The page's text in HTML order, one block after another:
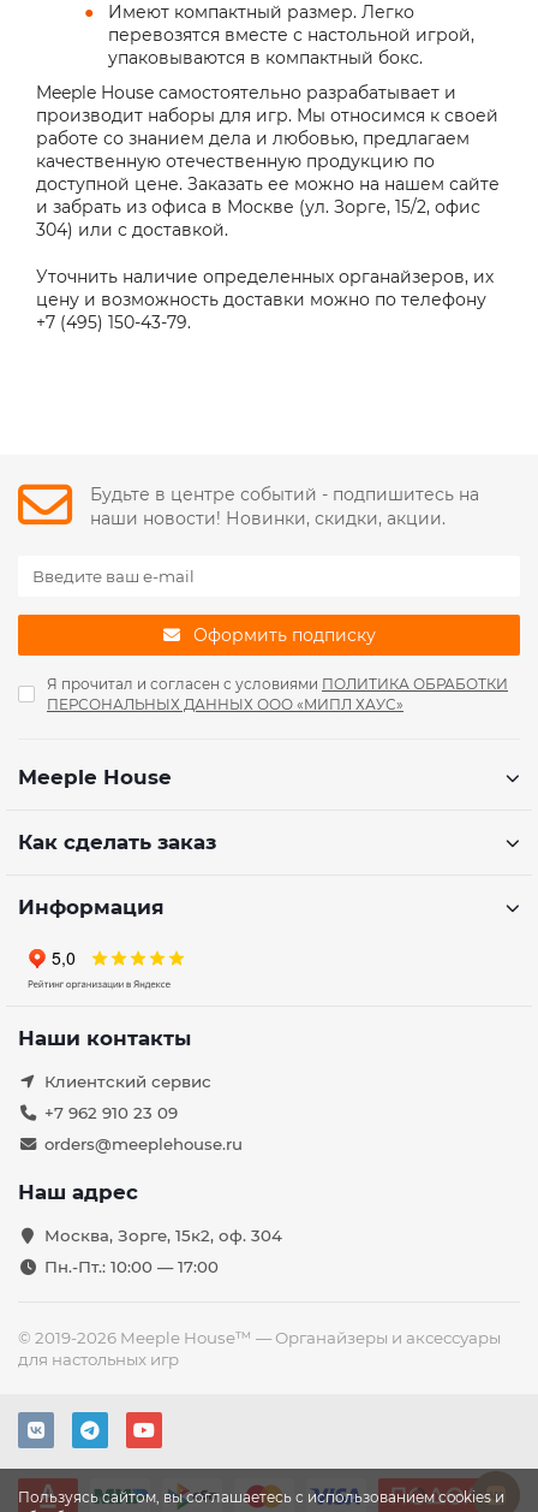
Имеют компактный размер. Легко
перевозятся вместе с настольной игрой,
упаковываются в компактный бокс.
Meeple House самостоятельно разрабатывает и
производит наборы для игр. Мы относимся к своей
работе со знанием дела и любовью, предлагаем
качественную отечественную продукцию по
доступной цене. Заказать ее можно на нашем сайте
и забрать из офиса в Москве (ул. Зорге, 15/2, офис
304) или с доставкой.
Уточнить наличие определенных органайзеров, их
цену и возможность доставки можно по телефону
+7 (495) 150-43-79.
Пользуясь сайтом, вы соглашаетесь с использованием cookies и
Будьте в центре событий - подпишитесь на
наши новости! Новинки, скидки, акции.
Оформить подписку
Я прочитал и согласен с условиями ПОЛИТИКА ОБРАБОТКИ
ПЕРСОНАЛЬНЫХ ДАННЫХ ООО «МИПЛ ХАУС»
Meeple House
Как сделать заказ
Информация
Наши контакты
Клиентский сервис
+7 962 910 23 09
orders@meeplehouse.ru
Наш адрес
Москва, Зорге, 15к2, оф. 304
Пн.-Пт.: 10:00 — 17:00
© 2019-2026 Meeple House™ — Органайзеры и аксессуары
для настольных игр